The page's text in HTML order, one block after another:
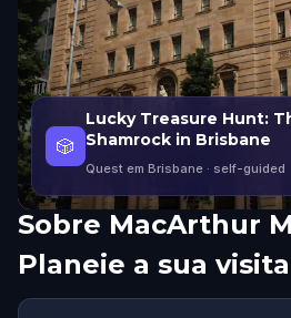
🎲
Lucky Treasure Hunt:
Shamrock in Brisbane
Quest em Brisbane · self-guided
Sobre MacArthur
Planeie a sua visita